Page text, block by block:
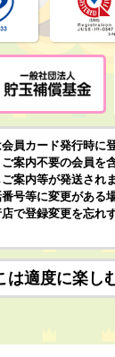
員カード発行時に
案内不要の会員を
案内等が発送されま
号等に変更がある
で登録変更を忘れ
は適度に楽し